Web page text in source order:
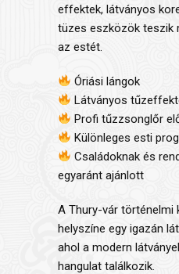
effektek, látványos
tüzes eszközök teszik
az estét.
Óriási lángok
Látványos
Profi tűzzsonglőr
Különleges esti
Családoknak és
egyaránt ajánlott
A Thury-vár történelmi
helyszíne egy igazán
ahol a modern
hangulat találkozik.